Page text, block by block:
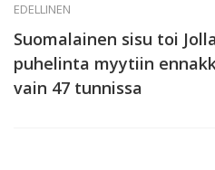
EDELLINEN
Suomalainen sisu toi
puhelinta myytiin
vain 47 tunnissa